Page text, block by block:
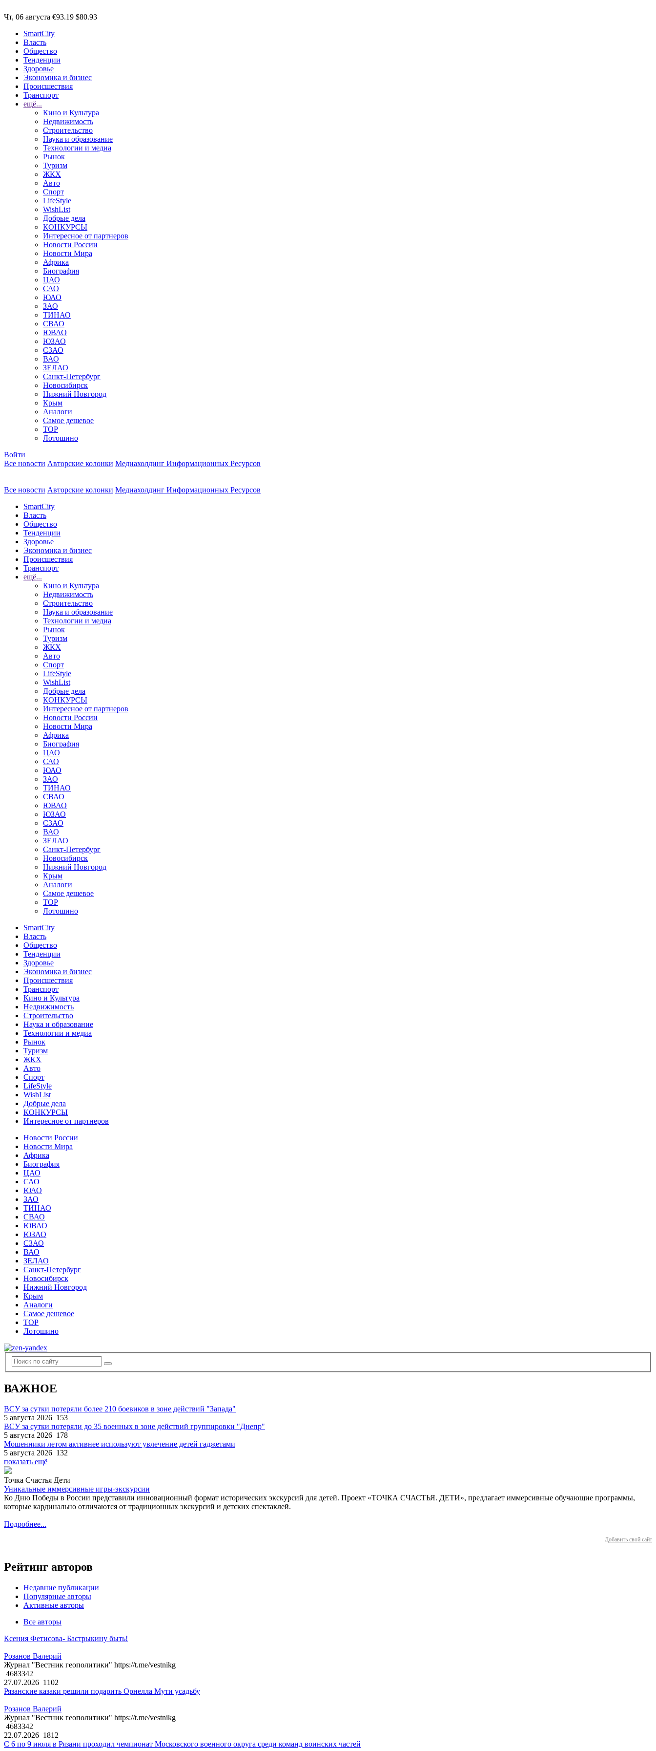
Чт, 06 августа €93.19 $80.93
SmartCity
Власть
Общество
Тенденции
Здоровье
Экономика и бизнес
Происшествия
Транспорт
ещё...
Кино и Культура
Недвижимость
Строительство
Наука и образование
Технологии и медиа
Рынок
Туризм
ЖКХ
Авто
Спорт
LifeStyle
WishList
Добрые дела
КОНКУРСЫ
Интересное от партнеров
Новости России
Новости Мира
Африка
Биография
ЦАО
САО
ЮАО
ЗАО
ТИНАО
СВАО
ЮВАО
ЮЗАО
СЗАО
ВАО
ЗЕЛАО
Санкт-Петербург
Новосибирск
Нижний Новгород
Крым
Аналоги
Самое дешевое
TOP
Лотошино
Войти
Все новости Авторские колонки Медиахолдинг Информационных Ресурсов
Все новости Авторские колонки Медиахолдинг Информационных Ресурсов
SmartCity
Власть
Общество
Тенденции
Здоровье
Экономика и бизнес
Происшествия
Транспорт
ещё...
Кино и Культура
Недвижимость
Строительство
Наука и образование
Технологии и медиа
Рынок
Туризм
ЖКХ
Авто
Спорт
LifeStyle
WishList
Добрые дела
КОНКУРСЫ
Интересное от партнеров
Новости России
Новости Мира
Африка
Биография
ЦАО
САО
ЮАО
ЗАО
ТИНАО
СВАО
ЮВАО
ЮЗАО
СЗАО
ВАО
ЗЕЛАО
Санкт-Петербург
Новосибирск
Нижний Новгород
Крым
Аналоги
Самое дешевое
TOP
Лотошино
SmartCity
Власть
Общество
Тенденции
Здоровье
Экономика и бизнес
Происшествия
Транспорт
Кино и Культура
Недвижимость
Строительство
Наука и образование
Технологии и медиа
Рынок
Туризм
ЖКХ
Авто
Спорт
LifeStyle
WishList
Добрые дела
КОНКУРСЫ
Интересное от партнеров
Новости России
Новости Мира
Африка
Биография
ЦАО
САО
ЮАО
ЗАО
ТИНАО
СВАО
ЮВАО
ЮЗАО
СЗАО
ВАО
ЗЕЛАО
Санкт-Петербург
Новосибирск
Нижний Новгород
Крым
Аналоги
Самое дешевое
TOP
Лотошино
ВАЖНОЕ
ВСУ за сутки потеряли более 210 боевиков в зоне действий "Запада"
5 августа 2026 153
ВСУ за сутки потеряли до 35 военных в зоне действий группировки "Днепр"
5 августа 2026 178
Мошенники летом активнее используют увлечение детей гаджетами
5 августа 2026 132
показать ещё
Точка Счастья Дети
Уникальные иммерсивные игры-экскурсии
Ко Дню Победы в России представили инновационный формат исторических экскурсий для детей. Проект «ТОЧКА СЧАСТЬЯ. ДЕТИ», предлагает иммерсивные обучающие программы,
которые кардинально отличаются от традиционных экскурсий и детских спектаклей.
Подробнее...
Добавить свой сайт
Рейтинг авторов
Недавние публикации
Популярные авторы
Активные авторы
Все авторы
Ксения Фетисова- Бастрыкину быть!
Розанов Валерий
Журнал "Вестник геополитики" https://t.me/vestnikg
4683342
27.07.2026 1102
Рязанские казаки решили подарить Орнелла Мути усадьбу
Розанов Валерий
Журнал "Вестник геополитики" https://t.me/vestnikg
4683342
22.07.2026 1812
С 6 по 9 июля в Рязани проходил чемпионат Московского военного округа среди команд воинских частей